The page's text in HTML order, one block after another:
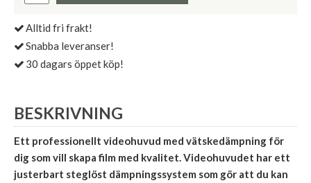
Alltid fri frakt!
Snabba leveranser!
30 dagars öppet köp!
BESKRIVNING
Ett professionellt videohuvud med vätskedämpning för
dig som vill skapa film med kvalitet. Videohuvudet har ett
justerbart steglöst dämpningssystem som gör att du kan